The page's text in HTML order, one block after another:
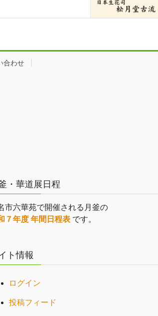
合わせ
・華道展日程
市六華苑で開催される月釜の
７年度 年間日程表 です。
ト情報
ログイン
投稿フィード